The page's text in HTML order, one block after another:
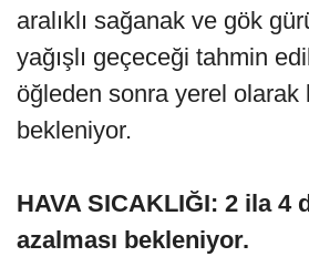
aralıklı sağanak ve gök
yağışlı geçeceği tahmin
öğleden sonra yerel olarak
bekleniyor.
HAVA SICAKLIĞI: 2 ila 4
azalması bekleniyor.